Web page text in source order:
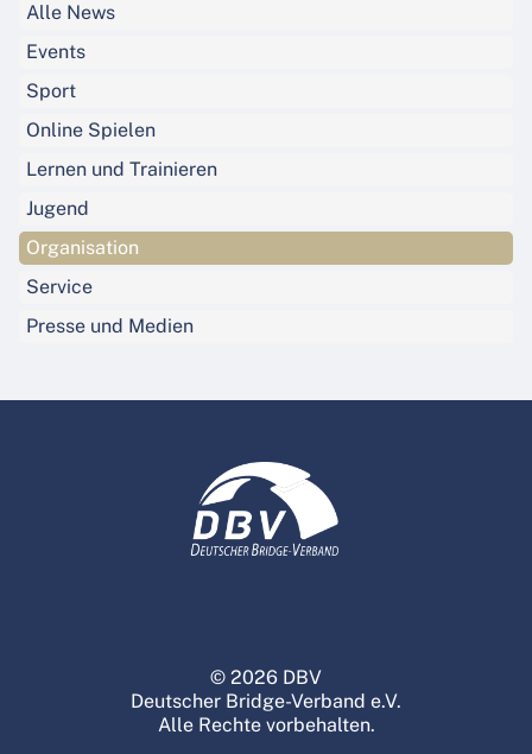
Alle News
Events
Sport
Online Spielen
Lernen und Trainieren
Jugend
Organisation
Service
Presse und Medien
© 2026 DBV
Deutscher Bridge-Verband e.V.
Alle Rechte vorbehalten.